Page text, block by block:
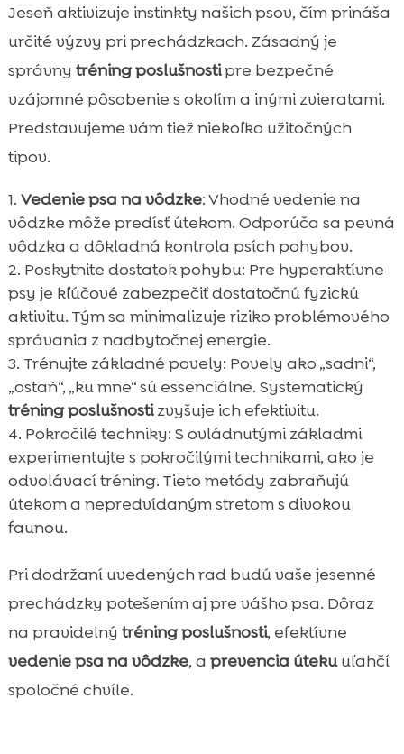
Jeseň aktivizuje instinkty našich psov, čím prináša
určité výzvy pri prechádzkach. Zásadný je
správny tréning poslušnostipre bezpečné
vzájomné pôsobenie s okolím a inými zvieratami.
Predstavujeme vám tiež niekoľko užitočných
tipov.
Vedenie psa na vôdzke: Vhodné vedenie na
vôdzke môže predísť útekom. Odporúča sa pevná
vôdzka a dôkladná kontrola psích pohybov.
Poskytnite dostatok pohybu: Pre hyperaktívne
psy je kľúčové zabezpečiť dostatočnú fyzickú
aktivitu. Tým sa minimalizuje riziko problémového
správania z nadbytočnej energie.
Trénujte základné povely: Povely ako „sadni“,
„ostaň“, „ku mne“ sú essenciálne. Systematický
tréning poslušnostizvyšuje ich efektivitu.
Pokročilé techniky: S ovládnutými základmi
experimentujte s pokročilými technikami, ako je
odvolávací tréning. Tieto metódy zabraňujú
útekom a nepredvídaným stretom s divokou
faunou.
Pri dodržaní uvedených rad budú vaše jesenné
prechádzky potešením aj pre vášho psa. Dôraz
na pravidelný tréning poslušnosti, efektívne
vedenie psa na vôdzke, a prevencia útekuuľahčí
spoločné chvíle.